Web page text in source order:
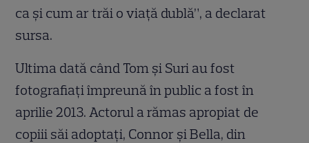
ca și cum ar trăi o viață dublă”, a declarat
sursa.
Ultima dată când Tom și Suri au fost
fotografiați împreună în public a fost în
aprilie 2013. Actorul a rămas apropiat de
copiii săi adoptați, Connor și Bella, din